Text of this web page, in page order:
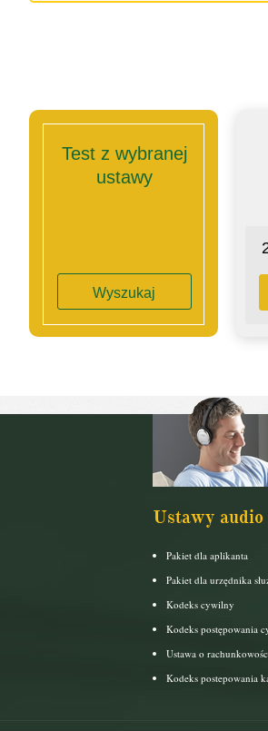
Test z wybranej
ustawy
Wyszukaj
Ustawy audio
Pakiet dla aplikanta
Pakiet dla urzędnika
Kodeks cywilny
Kodeks postępowania
Ustawa o
Kodeks postepowania